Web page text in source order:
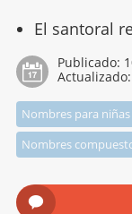
El santoral
Publicado:
Actualizado:
Nombres para niñas
Nombres